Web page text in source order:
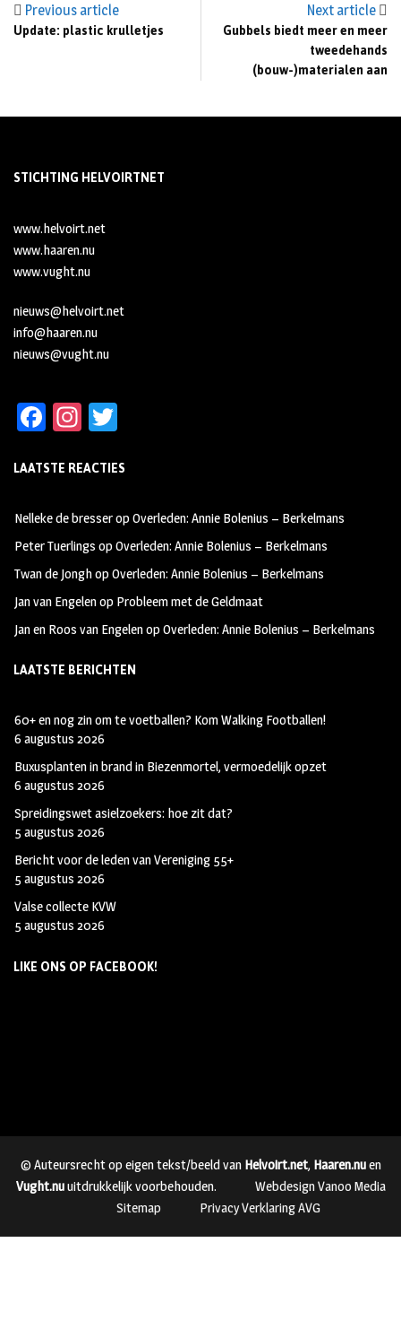
Previous article
Update: plastic krulletjes
Next article
Gubbels biedt meer en meer
tweedehands
(bouw-)materialen aan
STICHTING HELVOIRTNET
www.helvoirt.net
www.haaren.nu
www.vught.nu
nieuws@helvoirt.net
info@haaren.nu
nieuws@vught.nu
Fa
b
oo
k
In
ag
m
tt
LAATSTE REACTIES
Nelleke de bresseropOverleden: Annie Bolenius – Berkelmans
Peter Tuerlings opOverleden: Annie Bolenius – Berkelmans
Twan de JonghopOverleden: Annie Bolenius – Berkelmans
Jan van Engelenop Probleem met de Geldmaat
Jan en Roos van EngelenopOverleden: Annie Bolenius – Berkelmans
LAATSTE BERICHTEN
60+ en nog zin om te voetballen? Kom Walking Footballen!
6 augustus 2026
Buxusplanten in brand in Biezenmortel, vermoedelijk opzet
6 augustus 2026
Spreidingswet asielzoekers: hoe zit dat?
5 augustus 2026
Bericht voor de leden van Vereniging 55+
5 augustus 2026
Valse collecte KVW
5 augustus 2026
LIKE ONS OP FACEBOOK!
© Auteursrecht op eigen tekst/beeld van Helvoirt.net, Haaren.nuen
Vught.nuuitdrukkelijk voorbehouden.
Webdesign Vanoo Media
Sitemap
Privacy Verklaring AVG